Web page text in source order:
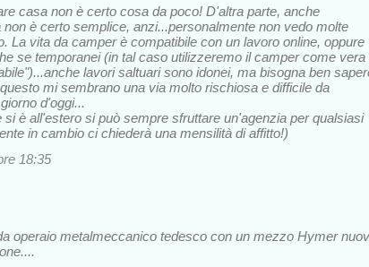
casa non è certo cosa da poco! D'altra parte, anche
è certo semplice, anzi...personalmente non vedo molte
La vita da camper è compatibile con un lavoro online, oppure
se temporanei (in tal caso utilizzeremo il camper come vera
lavori saltuari sono idonei, ma bisogna ben
mi sembrano una via molto rischiosa e difficile da
d'oggi...
si è all'estero si può sempre sfruttare un'agenzia per qualsiasi
in cambio ci chiederà una mensilità di affitto!)
18:35
operaio metalmeccanico tedesco con un mezzo Hymer